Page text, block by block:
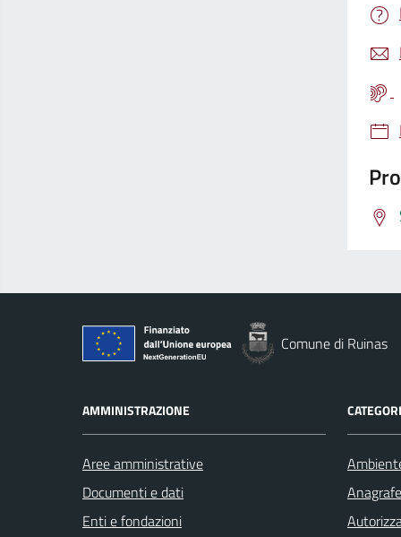
Comune di Ruinas
AMMINISTRAZIONE
Aree amministrative
Documenti e dati
Enti e fondazioni